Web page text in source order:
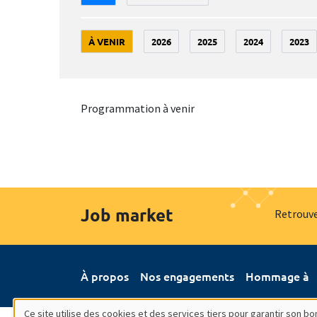
À VENIR 2026 2025 2024 2023
Programmation à venir
Job market
À propos Nos engagements Hommage à
Ce site utilise des cookies et des services tiers pour garantir son